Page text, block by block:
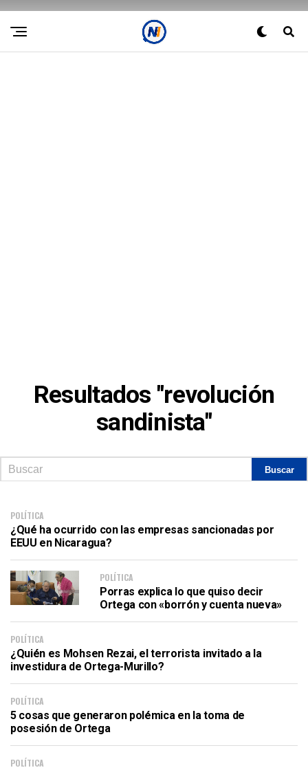
Resultados "revolución
sandinista"
POLÍTICA
¿Qué ha ocurrido con las empresas sancionadas por
EEUU en Nicaragua?
POLÍTICA
Porras explica lo que quiso decir
Ortega con «borrón y cuenta nueva»
POLÍTICA
¿Quién es Mohsen Rezai, el terrorista invitado a la
investidura de Ortega-Murillo?
POLÍTICA
5 cosas que generaron polémica en la toma de
posesión de Ortega
POLÍTICA